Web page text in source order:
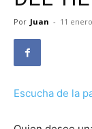
Por Juan - 11
Escucha de la